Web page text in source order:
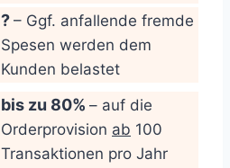
? – Ggf. anfallende fremde
Spesen werden dem
Kunden belastet
bis zu 80% – auf die
Orderprovision ab 100
Transaktionen pro Jahr